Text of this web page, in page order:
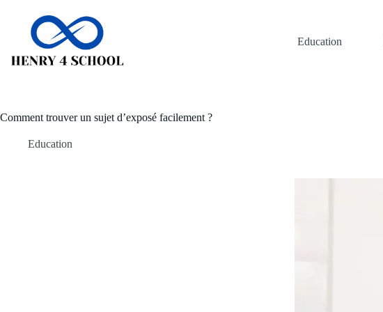
contenu
Education
Comment trouver un sujet d’exposé facilement ?
Education